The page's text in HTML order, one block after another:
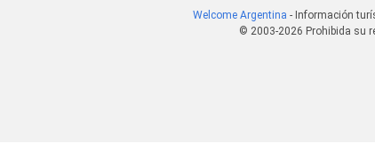
Welcome Argentina - Información
© 2003-2026 Prohibida su